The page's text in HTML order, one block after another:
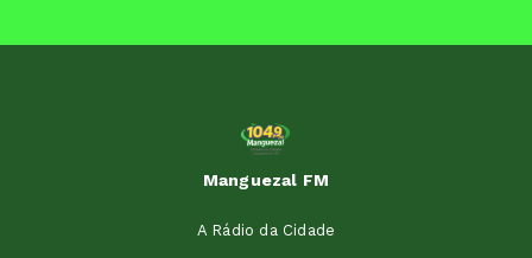
Manguezal FM
A Rádio da Cidade